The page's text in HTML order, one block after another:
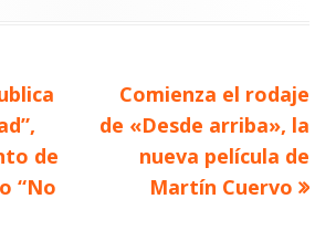
de
“No
Artículo
siguiente
Comienza el rodaje
de «Desde arriba», la
nueva película de
Martín Cuervo